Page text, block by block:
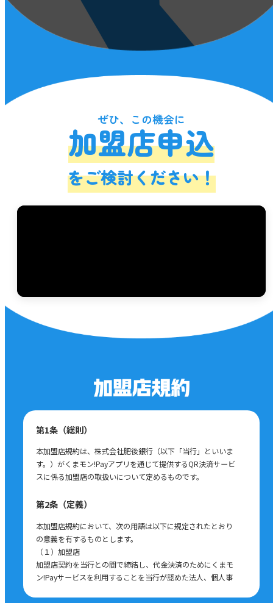
ぜひ、この機会に
加盟店申込
をご検討ください！
第1条（総則）
本加盟店規約は、株式会社肥後銀行（以下「当行」といいま
す。）がくまモン!Payアプリを通じて提供するQR決済サービ
スに係る加盟店の取扱いについて定めるものです。
第2条（定義）
本加盟店規約において、次の用語は以下に規定されたとおり
の意義を有するものとします。
（１）加盟店
加盟店契約を当行との間で締結し、代金決済のためにくまモ
ン!Payサービスを利用することを当行が認めた法人、個人事